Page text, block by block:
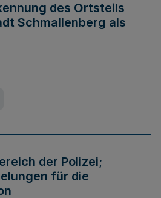
des Ortsteils
Schmallenberg als
der Polizei;
für die